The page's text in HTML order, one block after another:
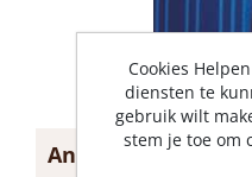
Andrews
Cookies
diensten te
gebruik wilt
stem je toe om